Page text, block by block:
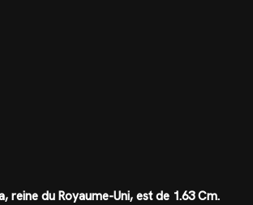
reine du Royaume-Uni, est de 1.63 Cm.